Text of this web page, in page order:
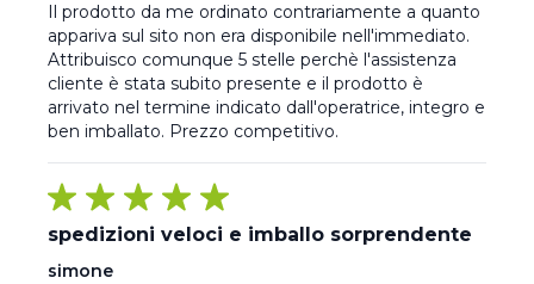
Il prodotto da me ordinato contrariamente a quanto
appariva sul sito non era disponibile nell'immediato.
Attribuisco comunque 5 stelle perchè l'assistenza
cliente è stata subito presente e il prodotto è
arrivato nel termine indicato dall'operatrice, integro e
ben imballato. Prezzo competitivo.
spedizioni veloci e imballo sorprendente
simone